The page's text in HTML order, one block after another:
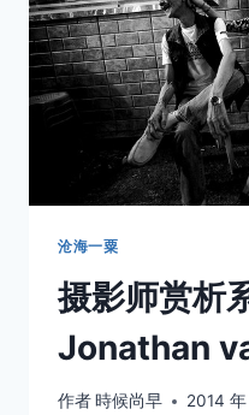
3
沧海一粟
摄影师赏
Jonathan
作者時候尚早 2014